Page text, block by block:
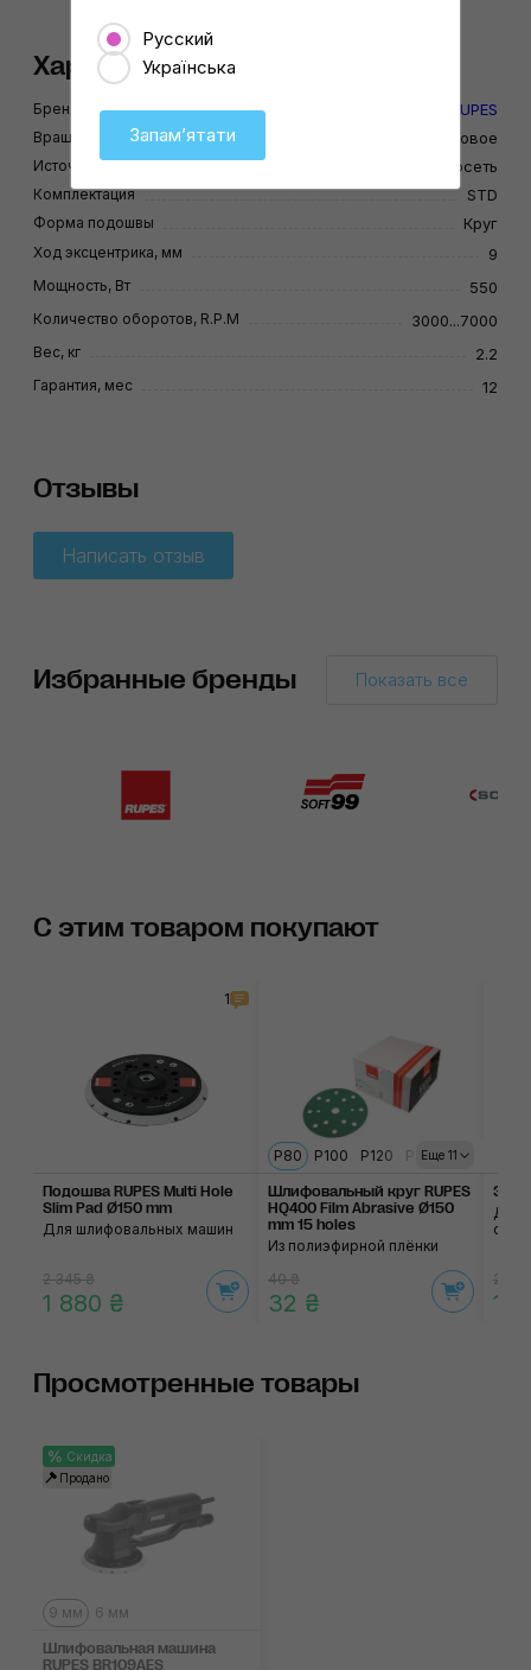
Характеристики
Бренд RUPES
Вращение Эксцентриковое
Источник питания Электросеть
Комплектация STD
Форма подошвы Круг
Ход эксцентрика, мм 9
Мощность, Вт 550
Количество оборотов, R.P.M 3000...7000
Вес, кг 2.2
Гарантия, мес 12
Отзывы
Написать отзыв
Избранные бренды Показать все
С этим товаром покупают
1
Подошва RUPES Multi Hole
Slim Pad Ø150 mm
Для шлифовальных машин
2 345 ₴
1 880 ₴
Еще 11
P80 P100 P120 P180 P320
Шлифовальный круг RUPES
HQ400 Film Abrasive Ø150
mm 15 holes
Из полиэфирной плёнки
40 ₴
32 ₴
Для
210 ₴
Просмотренные товары
Скидка
Продано
9 мм 6 мм
Шлифовальная машина
RUPES BR109AES
Русский
Українська
Запамʼятати